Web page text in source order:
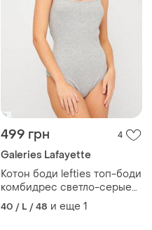
499 грн 4
Galeries Lafayette
Котон боди lefties топ-боди
комбидрес светло-серые
кэжуал хлопок трикотаж в
рубчик
40 / L / 48 и еще 1